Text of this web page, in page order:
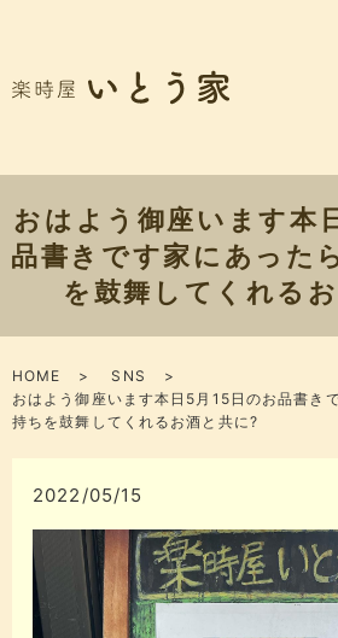
おはよう御座います本
品書きです家にあった
を鼓舞してくれる
HOME
SNS
おはよう御座います本日5月15日のお品書き
持ちを鼓舞してくれるお酒と共に?
2022/05/15